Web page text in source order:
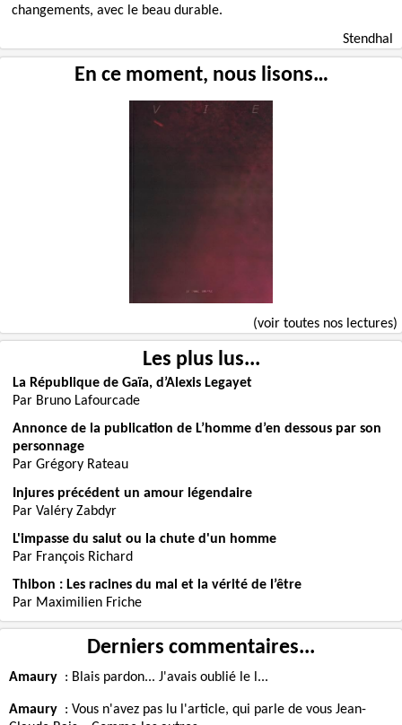
changements, avec le beau durable.
Stendhal
En ce moment, nous lisons…
(voir toutes nos lectures)
Les plus lus...
La République de Gaïa, d’Alexis Legayet
Par Bruno Lafourcade
Annonce de la publication de L’homme d’en dessous par son
personnage
Par Grégory Rateau
Injures précédent un amour légendaire
Par Valéry Zabdyr
L'impasse du salut ou la chute d'un homme
Par François Richard
Thibon : Les racines du mal et la vérité de l’être
Par Maximilien Friche
Derniers commentaires...
Amaury : Blais pardon... J'avais oublié le l...
Amaury : Vous n'avez pas lu l'article, qui parle de vous Jean-